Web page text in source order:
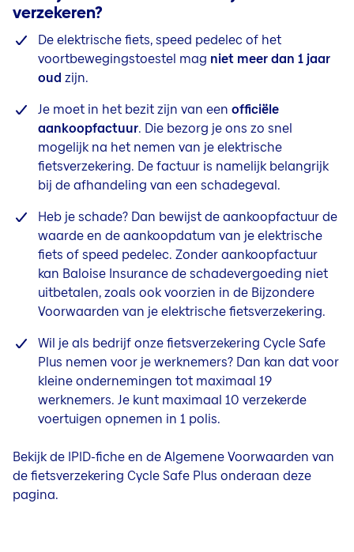
verzekeren?
De elektrischefiets,speed pedelec of het
voortbewegingstoestel mag niet meer dan 1 jaar
oud zijn.
Je moet in het bezit zijn van een officiële
aankoopfactuur. Die bezorg je ons zo snel
mogelijk na het nemen van jeelektrische
fietsverzekering. De factuur is namelijk belangrijk
bij de afhandeling van een schadegeval.
Heb je schade? Dan bewijst de aankoopfactuur de
waarde en de aankoopdatum van jeelektrische
fiets ofspeed pedelec. Zonder aankoopfactuur
kan Baloise Insurance de schadevergoeding niet
uitbetalen, zoals ook voorzien in de Bijzondere
Voorwaarden van jeelektrischefietsverzekering.
Wil je als bedrijf onze fietsverzekering Cycle Safe
Plus nemen voor je werknemers? Dan kan dat voor
kleine ondernemingen tot maximaal 19
werknemers. Je kunt maximaal 10 verzekerde
voertuigen opnemen in 1 polis.
Bekijk de IPID-fiche en de Algemene Voorwaarden van
de fietsverzekering Cycle Safe Plus onderaan deze
pagina.